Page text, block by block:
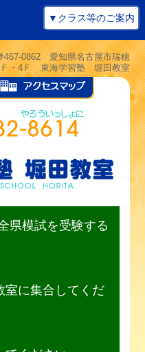
▼クラス等のご案内
0862 愛知県名古屋市瑞穂
・4Ｆ 東海学習塾 堀田教室
県模試を受験する
室に集合してくだ